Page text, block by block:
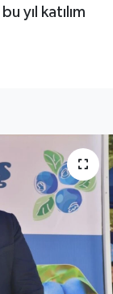
yıl katılım